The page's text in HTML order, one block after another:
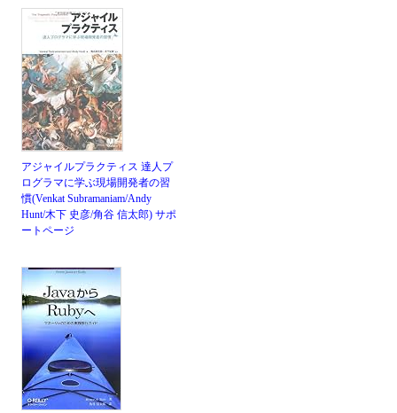
アジャイルプラクティス 達人プ
ログラマに学ぶ現場開発者の習
慣(Venkat Subramaniam/Andy
Hunt/木下 史彦/角谷 信太郎) サポ
ートページ